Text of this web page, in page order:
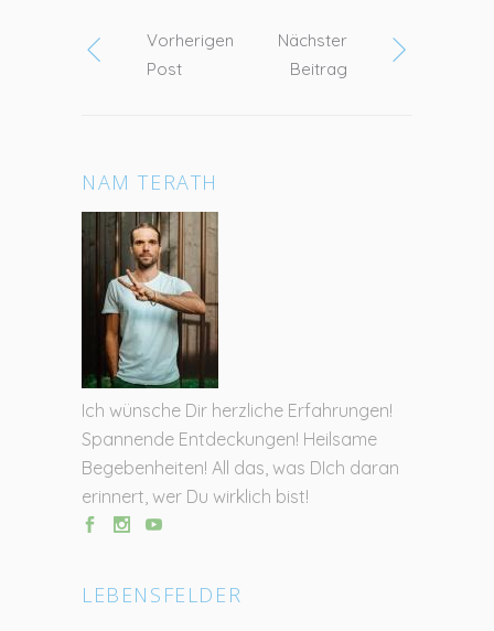
Vorherigen
Post
Nächster
Beitrag
NAM TERATH
Ich wünsche Dir herzliche Erfahrungen!
Spannende Entdeckungen! Heilsame
Begebenheiten! All das, was DIch daran
erinnert, wer Du wirklich bist!
LEBENSFELDER